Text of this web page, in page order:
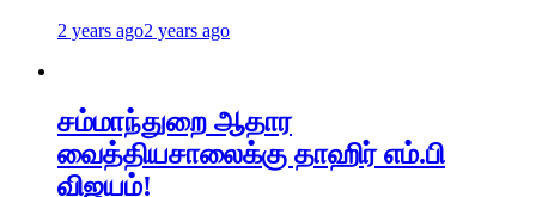
2 years ago2 years ago
சம்மாந்துறை ஆதார
வைத்தியசாலைக்கு தாஹிர் எம்.பி
விஜயம்!